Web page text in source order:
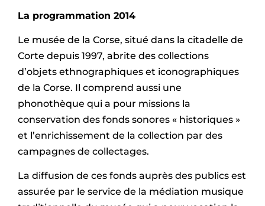
La programmation 2014
Le musée de la Corse, situé dans la citadelle de
Corte depuis 1997, abrite des collections
d’objets ethnographiques et iconographiques
de la Corse. Il comprend aussi une
phonothèque qui a pour missions la
conservation des fonds sonores « historiques »
et l’enrichissement de la collection par des
campagnes de collectages.
La diffusion de ces fonds auprès des publics est
assurée par le service de la médiation musique